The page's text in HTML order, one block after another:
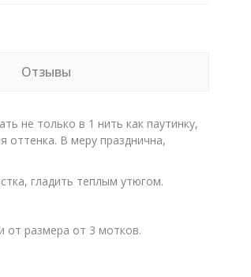
Отзывы
не только в 1 нить как паутинку,
оттенка. В меру празднична,
гладить теплым утюгом.
от размера от 3 мотков.